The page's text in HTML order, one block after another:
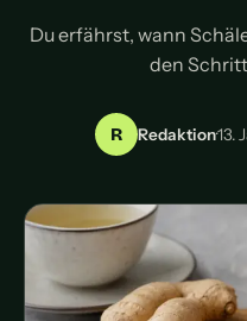
Du erfährst, wann
den
R Redaktion·13.